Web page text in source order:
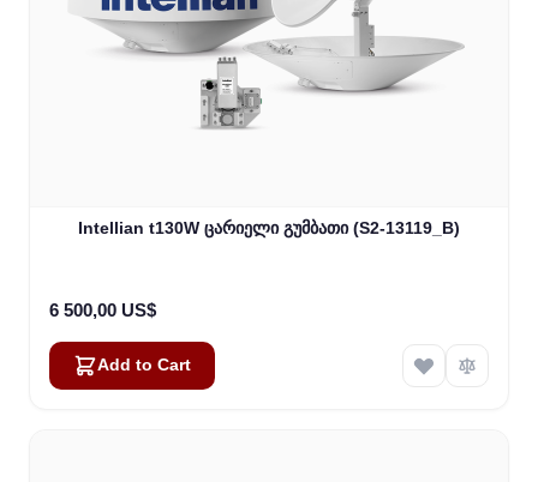
Intellian t130W ცარიელი გუმბათი (S2-13119_B)
6 500,00 US$
Add to Cart